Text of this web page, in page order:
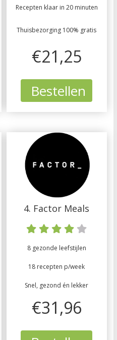
Recepten klaar in 20 minuten
Thuisbezorging 100% gratis
€21,25
Bestellen
4. Factor Meals
8 gezonde leefstijlen
18 recepten p/week
Snel, gezond én lekker
€31,96